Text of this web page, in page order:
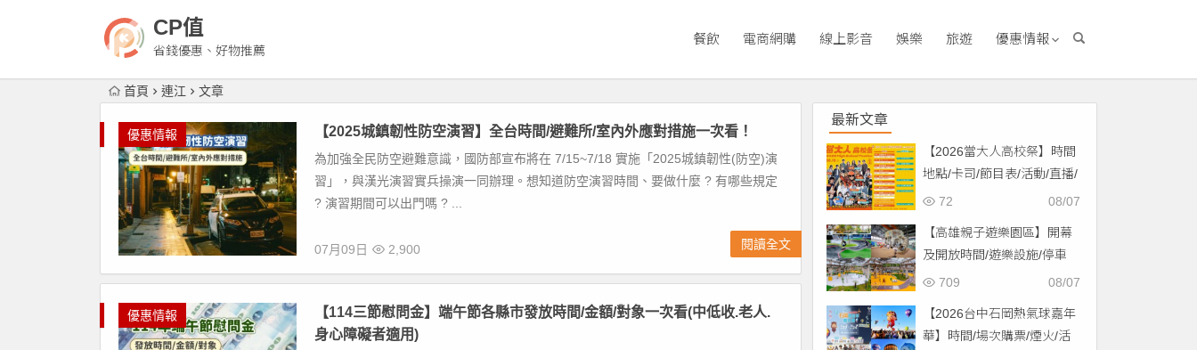
CP值
省錢優惠、好物推薦
餐飲 電商網購 線上影音 娛樂 旅遊 優惠情報
首頁 連江 文章
優惠情報 【2025城鎮韌性防空演習】全台時間/避難所/室內外應對措施一次看！
為加強全民防空避難意識，國防部宣布將在 7/15~7/18 實施「2025城鎮韌性(防空)演
習」，與漢光演習實兵操演一同辦理。想知道防空演習時間、要做什麼 ? 有哪些規定
? 演習期間可以出門嗎 ? ...
07月09日 2,900 閱讀全文
優惠情報
【114三節慰問金】端午節各縣市發放時間/金額/對象一次看(中低收.老人.
身心障礙者適用)
最新文章
【2026當大人高校祭】時間
地點/卡司/節目表/活動/直播/
交通，免費入場！
08/07
72
【高雄親子遊樂園區】開幕
及開放時間/遊樂設施/停車
場/交通一次看！
08/07
709
【2026台中石岡熱氣球嘉年
華】時間/場次購票/煙火/活